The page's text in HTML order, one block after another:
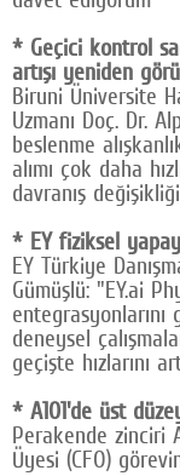
* Geçici kontrol
artışı yeniden
Biruni Üniversite
Uzmanı Doç. Dr.
beslenme
alımı çok daha
davranış
* EY fiziksel
EY Türkiye
Gümüşlü: "EY.ai
deneysel
geçişte hızlarını
* A101'de üst
Perakende zinciri
Üyesi (CFO)